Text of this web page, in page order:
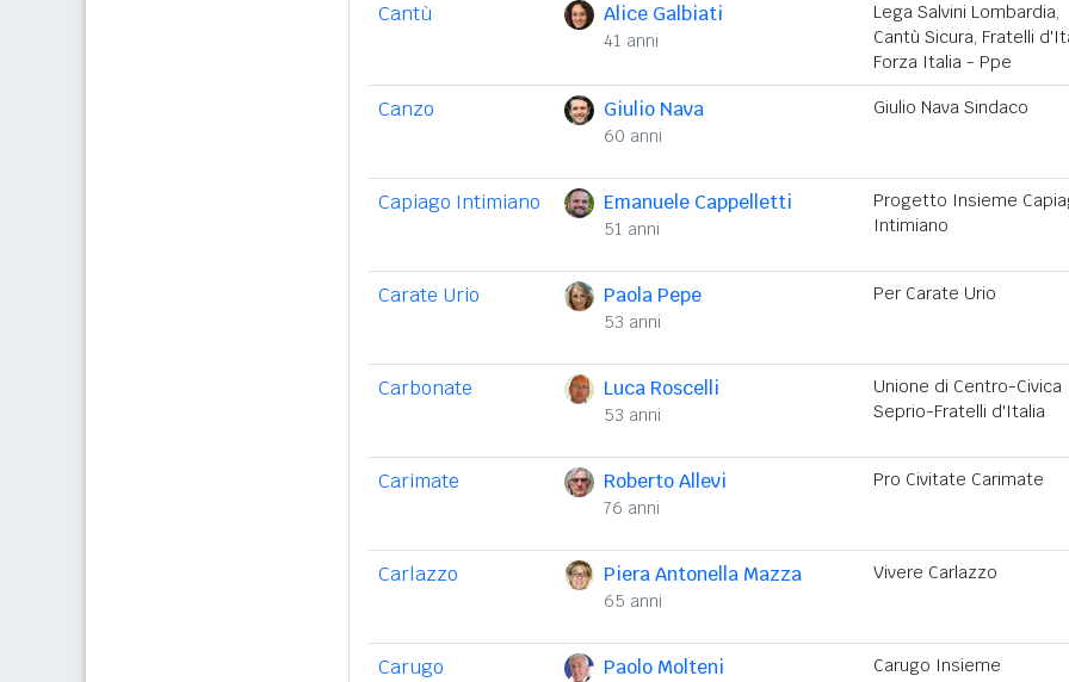
Cantù Alice Galbiati
41 anni
Lega Salvini Lombardia,
Cantù Sicura, Fratelli
Forza Italia - Ppe
Canzo Giulio Nava
60 anni
Giulio Nava Sindaco
Capiago Intimiano Emanuele Cappelletti
51 anni
Progetto Insieme
Intimiano
Carate Urio Paola Pepe
53 anni
Per Carate Urio
Carbonate Luca Roscelli
53 anni
Unione di Centro-Civica
Seprio-Fratelli d'Italia
Carimate Roberto Allevi
76 anni
Pro Civitate Carimate
Carlazzo Piera Antonella Mazza
65 anni
Vivere Carlazzo
Carugo Paolo Molteni Carugo Insieme